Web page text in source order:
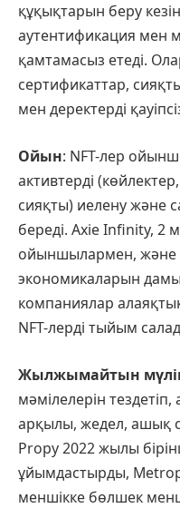
құқықтарын беру
аутентификация мен
қамтамасыз етеді.
сертификаттар,
мен деректерді
Ойын: NFT-лер
активтерді
сияқты) иелену және
береді. Axie Infinity, 2
ойыншылармен, және
экономикаларын
компаниялар
NFT-лерді тыйым
Жылжымайтын
мәмілелерін тездетіп,
арқылы, жедел, ашық
Propy 2022 жылы
ұйымдастырды,
меншікке бөлшек